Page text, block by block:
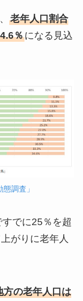
老年人口割合
％になる見込
調査」
でに25％を超
がりに老年人
方の老年人口は